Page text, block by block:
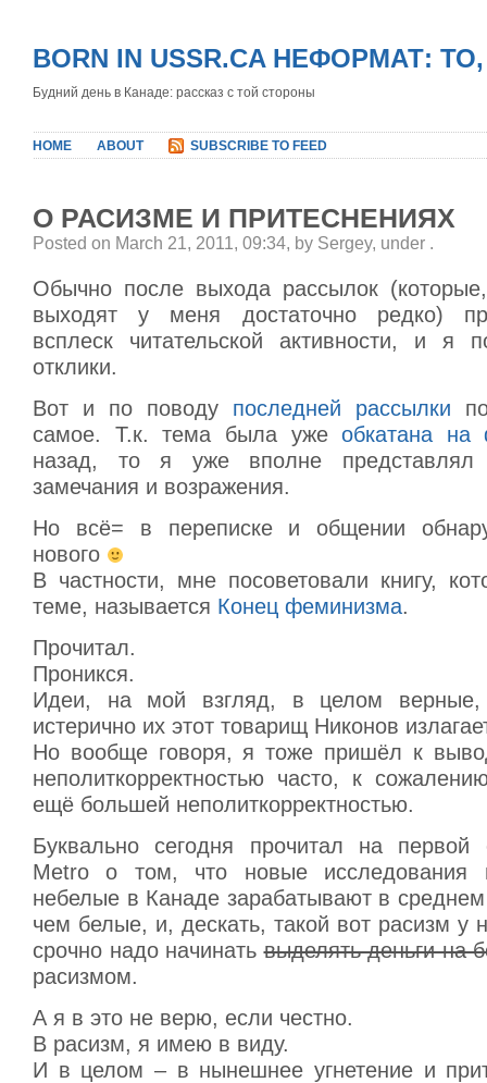
BORN IN USSR.CA НЕФОРМАТ:
Будний день в Канаде: рассказ с той стороны
HOME ABOUT SUBSCRIBE TO FEED
О РАСИЗМЕ И ПРИТЕСНЕНИЯХ
Posted on March 21, 2011, 09:34, by Sergey, under .
Обычно после выхода рассылок
выходят у меня достаточно редко)
всплеск читательской активности, и я
отклики.
Вот и по поводу последней рассылки
самое. Т.к. тема была ужеобкатана на
назад, то я уже вполне представлял
замечания и возражения.
Но всё= в переписке и общении
нового
В частности, мне посоветовали книгу,
теме, называется Конец феминизма.
Прочитал.
Проникся.
Идеи, на мой взгляд, в целом верные,
истерично их этот товарищ Никонов
Но вообще говоря, я тоже пришёл к
неполиткорректностью часто, к
ещё большей неполиткорректностью.
Буквально сегодня прочитал на первой
Metro о том, что новые исследования
небелые в Канаде зарабатывают в
чем белые, и, дескать, такой вот расизм у
срочно надо начинатьвыделять деньги на
расизмом.
А я в это не верю, если честно.
В расизм, я имею в виду.
И в целом – в нынешнее угнетение и